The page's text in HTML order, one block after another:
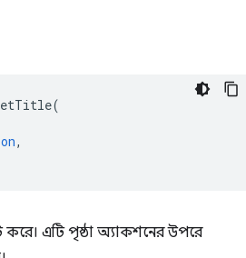
(
,
করে। এটি পৃষ্ঠা অ্যাকশনের উপরে